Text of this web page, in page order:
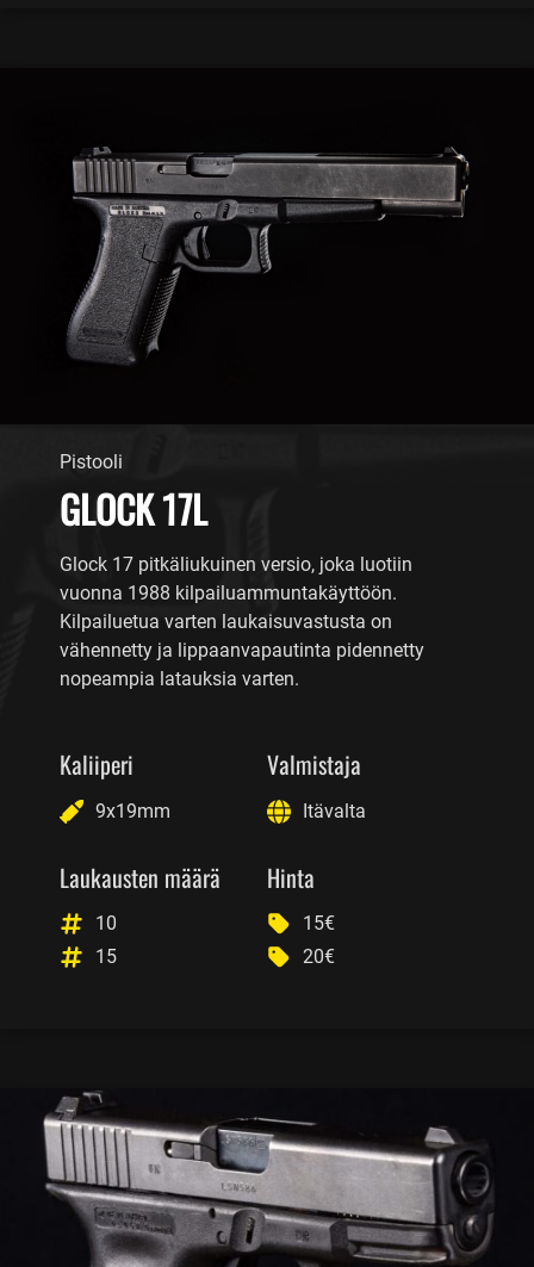
Pistooli
GLOCK 17L
Glock 17 pitkäliukuinen versio, joka luotiin
vuonna 1988 kilpailuammuntakäyttöön.
Kilpailuetua varten laukaisuvastusta on
vähennetty ja lippaanvapautinta pidennetty
nopeampia latauksia varten.
Kaliiperi
9x19mm
Valmistaja
Itävalta
Laukausten määrä
10
15
Hinta
15€
20€